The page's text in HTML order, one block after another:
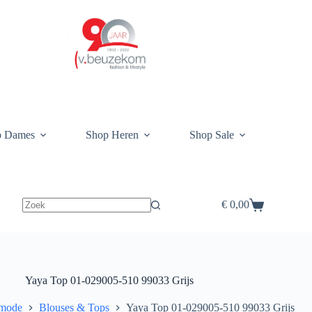
Dames Shop Heren Shop Sale
Winkelwagen
€0,00
Yaya Top 01-029005-510 99033 Grijs
Blouses & Tops Yaya Top 01-029005-510 99033 Grijs